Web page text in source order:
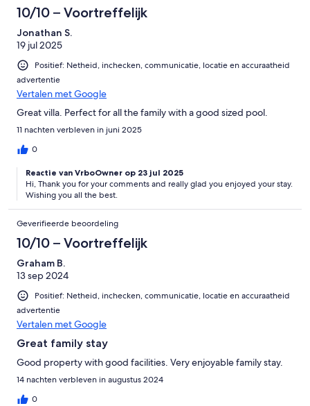
10/10 – Voortreffelijk
Jonathan S.
19 jul 2025
Positief: Netheid, inchecken, communicatie, locatie en accuraatheid
advertentie
Vertalen met Google
Great villa. Perfect for all the family with a good sized pool.
11 nachten verbleven in juni 2025
0
Reactie van VrboOwner op 23 jul 2025
Hi, Thank you for your comments and really glad you enjoyed your stay.
Wishing you all the best.
Geverifieerde beoordeling
10/10 – Voortreffelijk
Graham B.
13 sep 2024
Positief: Netheid, inchecken, communicatie, locatie en accuraatheid
advertentie
Vertalen met Google
Great family stay
Good property with good facilities. Very enjoyable family stay.
14 nachten verbleven in augustus 2024
0